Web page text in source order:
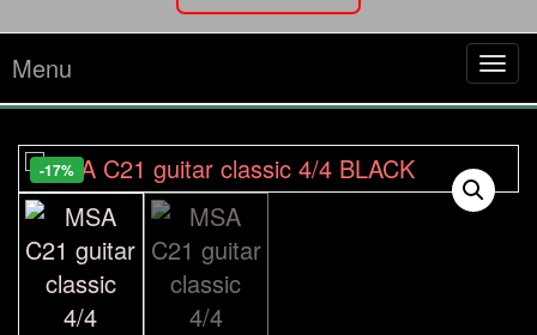
Menu
-17%